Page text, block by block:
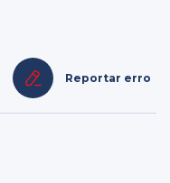
Reportar erro